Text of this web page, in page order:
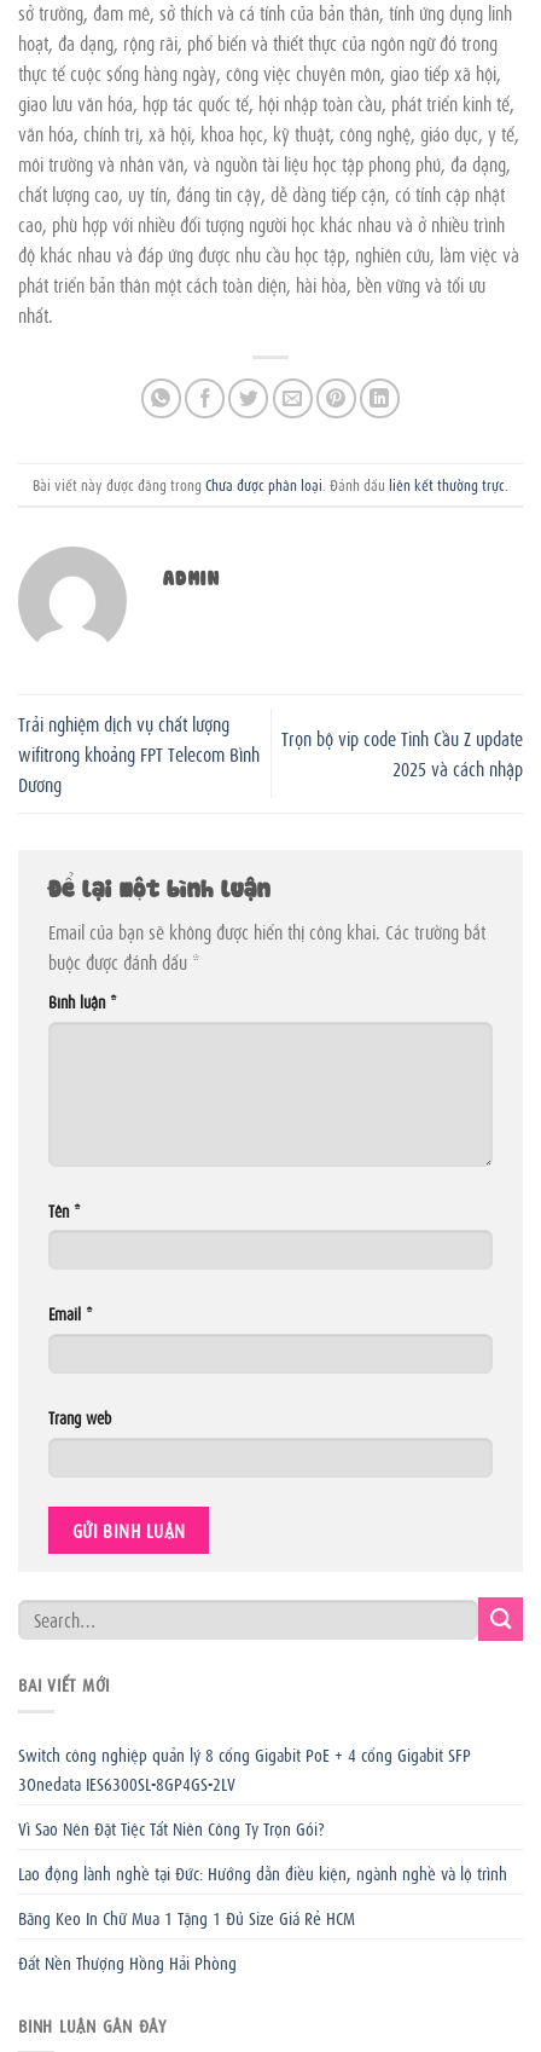
sở trường, đam mê, sở thích và cá tính của bản thân, tính ứng dụng linh
hoạt, đa dạng, rộng rãi, phổ biến và thiết thực của ngôn ngữ đó trong
thực tế cuộc sống hàng ngày, công việc chuyên môn, giao tiếp xã hội,
giao lưu văn hóa, hợp tác quốc tế, hội nhập toàn cầu, phát triển kinh tế,
văn hóa, chính trị, xã hội, khoa học, kỹ thuật, công nghệ, giáo dục, y tế,
môi trường và nhân văn, và nguồn tài liệu học tập phong phú, đa dạng,
chất lượng cao, uy tín, đáng tin cậy, dễ dàng tiếp cận, có tính cập nhật
cao, phù hợp với nhiều đối tượng người học khác nhau và ở nhiều trình
độ khác nhau và đáp ứng được nhu cầu học tập, nghiên cứu, làm việc và
phát triển bản thân một cách toàn diện, hài hòa, bền vững và tối ưu
nhất.
Bài viết này được đăng trong Chưa được phân loại . Đánh dấu liên kết thường trực
ADMIN
Trải nghiệm dịch vụ chất lượng
wifitrong khoảng FPT Telecom Bình
Dương
Trọn bộ vip code Tinh Cầu Z update
2025 và cách nhập
Để lại một bình luận
Email của bạn sẽ không được hiển thị công khai. Các trường bắt
buộc được đánh dấu *
Bình luận *
Tên *
Email *
Trang web
BÀI VIẾT MỚI
Switch công nghiệp quản lý 8 cổng Gigabit PoE + 4 cổng Gigabit SFP
3Onedata IES6300SL-8GP4GS-2LV
Vì Sao Nên Đặt Tiệc Tất Niên Công Ty Trọn Gói?
Lao động lành nghề tại Đức: Hướng dẫn điều kiện, ngành nghề và lộ trình
Băng Keo In Chữ Mua 1 Tặng 1 Đủ Size Giá Rẻ HCM
Đất Nền Thượng Hồng Hải Phòng
BÌNH LUẬN GẦN ĐÂY